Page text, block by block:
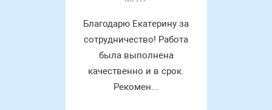
Благодарю Екатерину за
сотрудничество! Работа
была выполнена
качественно и в срок.
Рекомен...